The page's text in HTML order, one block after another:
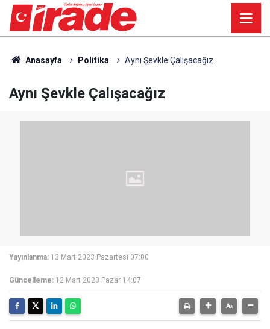
Anasayfa Politika Aynı Şevkle Çalışacağız
Aynı Şevkle Çalışacağız
Yayınlanma: 13 Mart 2023 Pazartesi 07:00
Güncelleme: 12 Mart 2023 Pazar 14:07